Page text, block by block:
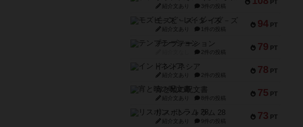
PT
紹介文あり 3件の投稿
94 PT
モズビ－ズ・レイダ－ズ
紹介文あり 1件の投稿
79 PT
テンプテーション
2件の投稿
78 PT
インドネシア
紹介文あり 2件の投稿
75 PT
宵と暁の呪文書
紹介文あり 8件の投稿
73 PT
リスボン・トラム 28
紹介文あり 9件の投稿